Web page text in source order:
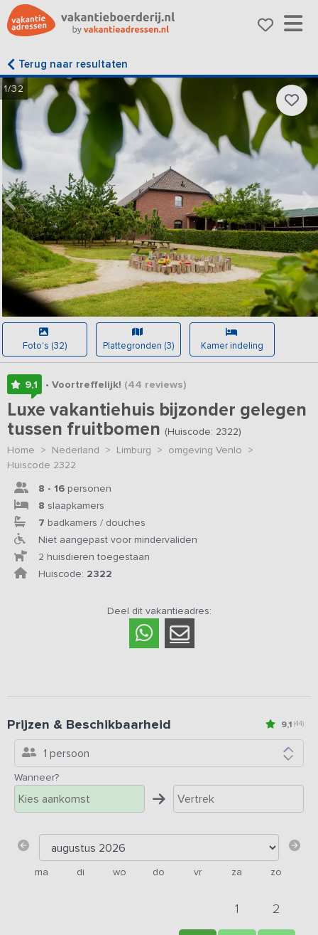
Terug naar resultaten
1/32
Foto's (32) Plattegronden (3) Kamer indeling
9,1 • Voortreffelijk! (44 reviews)
Luxe vakantiehuis bijzonder gelegen
tussen fruitbomen (Huiscode: 2322)
Home > Nederland > Limburg > omgeving Venlo >
Huiscode 2322
8 - 16 personen
8 slaapkamers
7 badkamers / douches
Niet aangepast voor mindervaliden
2 huisdieren toegestaan
Huiscode: 2322
Deel dit vakantieadres:
9,1 (44)
Prijzen & Beschikbaarheid
1 persoon
Wanneer?
ma di wo do vr za zo
1 2